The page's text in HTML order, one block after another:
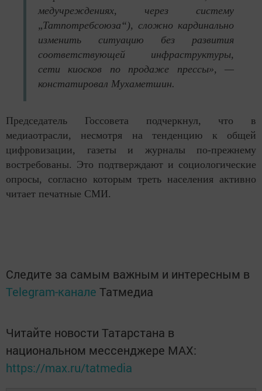
медучреждениях, через систему
„Татпотребсоюза“), сложно кардинально
изменить ситуацию без развития
соответствующей инфраструктуры,
сети киосков по продаже прессы», —
констатировал Мухаметшин.
Председатель Госсовета подчеркнул, что в
медиаотрасли, несмотря на тенденцию к общей
цифровизации, газеты и журналы по-прежнему
востребованы. Это подтверждают и социологические
опросы, согласно которым треть населения активно
читает печатные СМИ.
Следите за самым важным и интересным в
Telegram-канале Татмедиа
Читайте новости Татарстана в
национальном мессенджере MАХ:
https://max.ru/tatmedia